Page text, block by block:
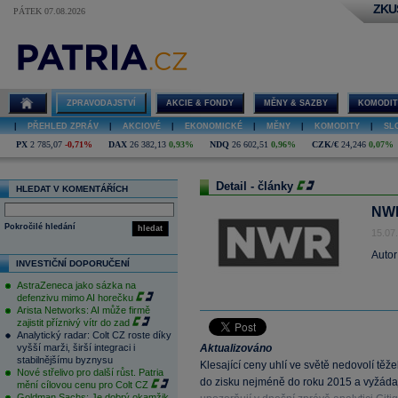
PÁTEK 07.08.2026
ZPRAVODAJSTVÍ AKCIE & FONDY MĚNY & SAZBY
PŘEHLED ZPRÁV AKCIOVÉ EKONOMICKÉ MĚNY KOMODITY
PX 2 785,07 -0,71% DAX 26 382,13 0,93% NDQ 26 602,51 0,96% CZK/€ 24,246 0,07%
HLEDAT V KOMENTÁŘÍCH
hledat
Pokročilé hledání
INVESTIČNÍ DOPORUČENÍ
AstraZeneca jako sázka na
defenzivu mimo AI horečku
Arista Networks: AI může firmě
zajistit příznivý vítr do zad
Analytický radar: Colt CZ roste díky
vyšší marži, širší integraci i
stabilnějšímu byznysu
Nové střelivo pro další růst. Patria
mění cílovou cenu pro Colt CZ
Detail - články
Aktualizováno
Klesající ceny uhlí ve světě nedovolí
do zisku nejméně do roku 2015 a